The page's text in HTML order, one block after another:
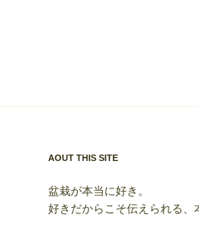
AOUT THIS SITE
盆栽が本当に好き。
好きだからこそ伝えられる、